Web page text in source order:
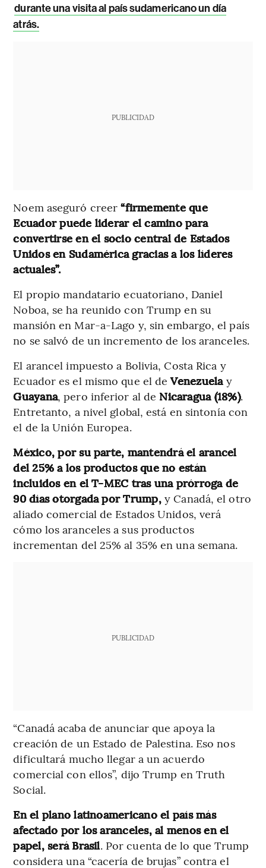
durante una visita al país sudamericano un día
atrás.
PUBLICIDAD
Noem aseguró creer“firmemente que
Ecuador puede liderar el camino para
convertirse en el socio central de Estados
Unidos en Sudamérica gracias a los líderes
actuales”.
El propio mandatario ecuatoriano, Daniel
Noboa, se ha reunido con Trump en su
mansión en Mar-a-Lago y, sin embargo, el país
no se salvó de un incremento de los aranceles.
El arancel impuesto a Bolivia, Costa Rica y
Ecuador es el mismo que el deVenezuela y
Guayana, pero inferior al de Nicaragua (18%).
Entretanto, a nivel global, está en sintonía con
el de la Unión Europea.
México, por su parte, mantendrá el arancel
del 25% a los productos que no están
incluidos en el T-MEC tras una prórroga de
90 días otorgada por Trump,y Canadá, el otro
aliado comercial de Estados Unidos, verá
cómo los aranceles a sus productos
incrementan del 25% al 35% en una semana.
PUBLICIDAD
“Canadá acaba de anunciar que apoya la
creación de un Estado de Palestina. Eso nos
dificultará mucho llegar a un acuerdo
comercial con ellos”, dijo Trump en Truth
Social.
En el plano latinoamericano el país más
afectado por los aranceles, al menos en el
papel, será Brasil. Por cuenta de lo que Trump
considera una “cacería de brujas” contra el